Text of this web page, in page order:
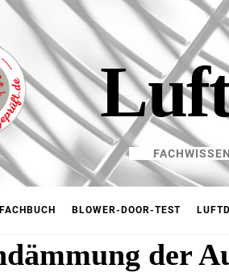
BLOWER-DOOR-TEST
der